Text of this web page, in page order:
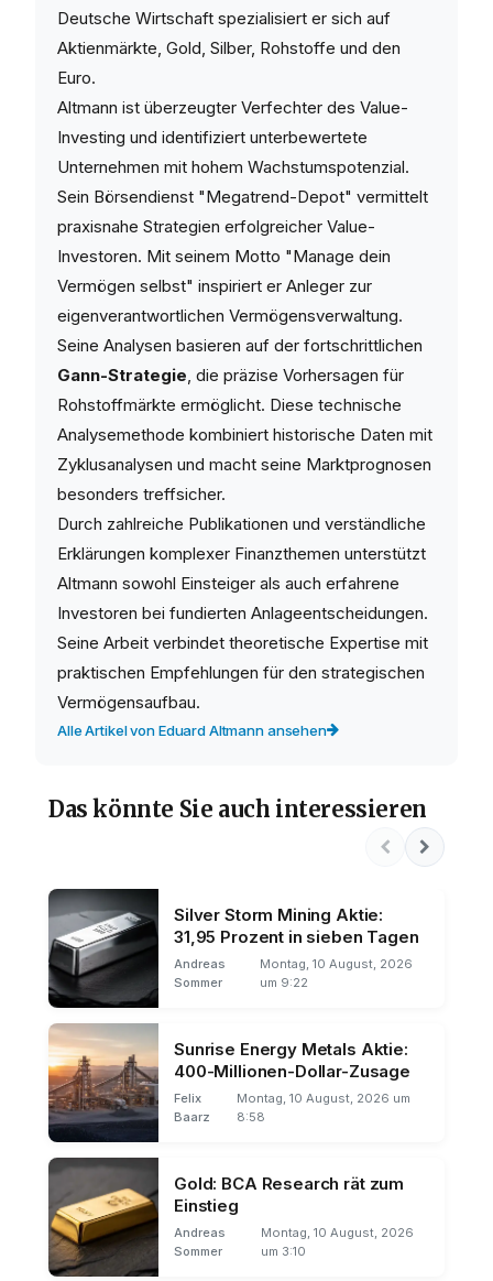
Deutsche Wirtschaft spezialisiert er sich auf
Aktienmärkte, Gold, Silber, Rohstoffe und den
Euro.
Altmann ist überzeugter Verfechter des Value-
Investing und identifiziert unterbewertete
Unternehmen mit hohem Wachstumspotenzial.
Sein Börsendienst "Megatrend-Depot" vermittelt
praxisnahe Strategien erfolgreicher Value-
Investoren. Mit seinem Motto "Manage dein
Vermögen selbst" inspiriert er Anleger zur
eigenverantwortlichen Vermögensverwaltung.
Seine Analysen basieren auf der fortschrittlichen
Gann-Strategie , die präzise Vorhersagen für
Rohstoffmärkte ermöglicht. Diese technische
Analysemethode kombiniert historische Daten mit
Zyklusanalysen und macht seine Marktprognosen
besonders treffsicher.
Durch zahlreiche Publikationen und verständliche
Erklärungen komplexer Finanzthemen unterstützt
Altmann sowohl Einsteiger als auch erfahrene
Investoren bei fundierten Anlageentscheidungen.
Seine Arbeit verbindet theoretische Expertise mit
praktischen Empfehlungen für den strategischen
Vermögensaufbau.
Alle Artikel von Eduard Altmann ansehen
Das könnte Sie auch interessieren
Silver Storm Mining Aktie:
31,95 Prozent in sieben Tagen
Andreas
Sommer
Montag, 10 August, 2026
um 9:22
Sunrise Energy Metals Aktie:
400-Millionen-Dollar-Zusage
Felix
Baarz
Montag, 10 August, 2026 um
8:58
Gold: BCA Research rät zum
Einstieg
Andreas
Sommer
Montag, 10 August, 2026
um 3:10